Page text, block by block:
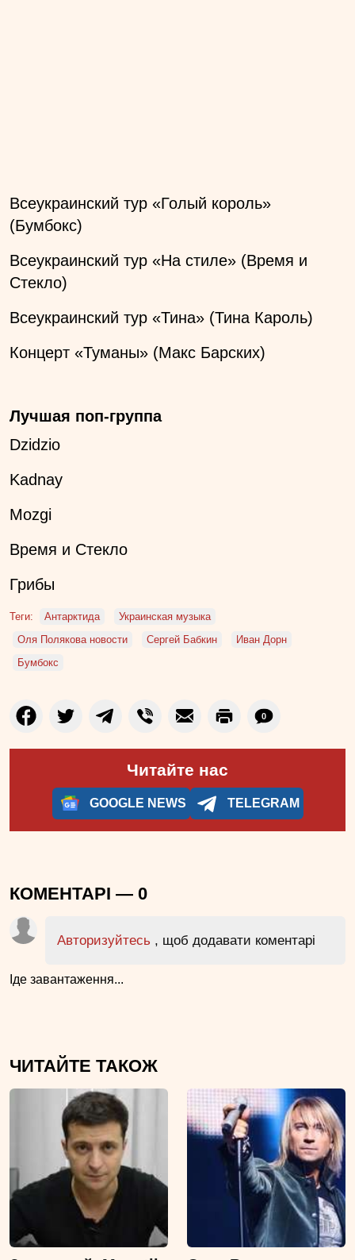
Всеукраинский тур «Голый король»
(Бумбокс)
Всеукраинский тур «На стиле» (Время и
Стекло)
Всеукраинский тур «Тина» (Тина Кароль)
Концерт «Туманы» (Макс Барских)
Лучшая поп-группа
Dzidzio
Kadnay
Mozgi
Время и Стекло
Грибы
Теги: Антарктида
Украинская музыка
Оля Полякова новости
Сергей Бабкин
Иван Дорн
Бумбокс
0
Читайте нас
GOOGLE NEWS TELEGRAM
КОМЕНТАРІ — 0
Авторизуйтесь , щоб додавати коментарі
Іде завантаження...
ЧИТАЙТЕ ТАКОЖ